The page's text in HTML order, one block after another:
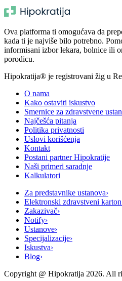
Ova platforma ti omogućava da
kada ti je najviše bilo potrebno.
informisani izbor lekara, bolnice ili
porodicu.
Hipokratija® je registrovani žig u
O nama
Kako ostaviti iskustvo
Smernice za zdravstvene
Najčešća pitanja
Politika privatnosti
Uslovi korišćenja
Kontakt
Postani partner Hipokratije
Naši primeri saradnje
Kalkulatori
Za predstavnike ustanova›
Elektronski zdravstveni karton
Zakazivač›
Notify›
Ustanove›
Specijalizacije›
Iskustva›
Blog›
Copyright @ Hipokratija 2026. All